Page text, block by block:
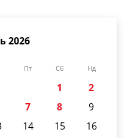
2026
Пт Сб Нд
1
2
7 8
9
14 15
16